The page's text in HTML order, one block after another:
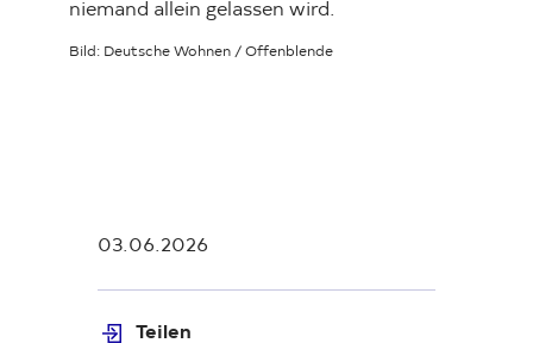
niemand allein gelassen wird.
Bild: Deutsche Wohnen / Offenblende
03.06.2026
Teilen